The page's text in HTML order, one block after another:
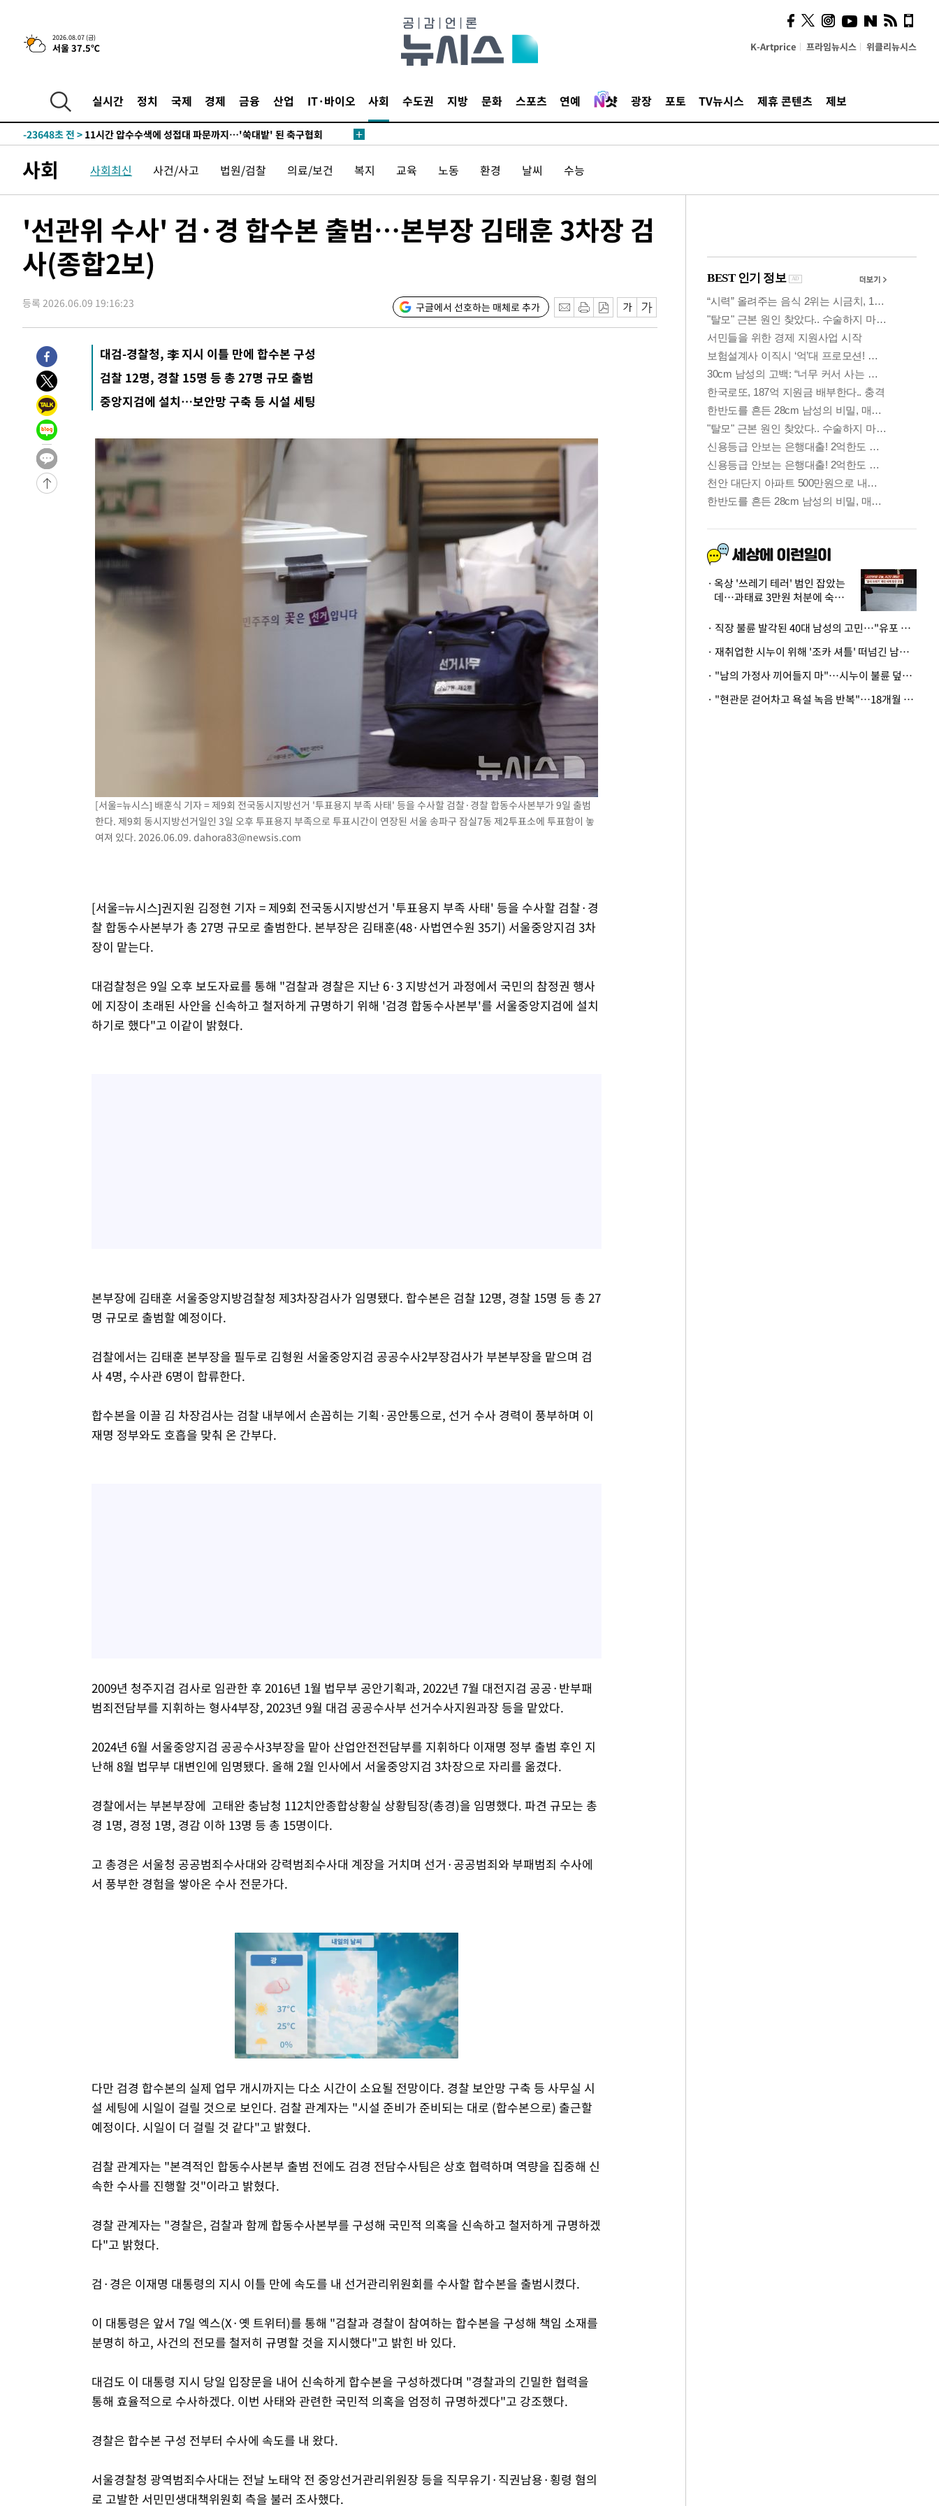
2026.08.07 (금)
서울 37.5℃ K-Artprice 프라임뉴시스 위클리뉴시스
실시간 정치 국제 경제 금융 산업 IT·바이오 사회 수도권 지방 문화 스포츠 연예 광장 포토 TV뉴시스 제휴 콘텐츠 제보
-27845초 전 >[속보]코스피, 6200선 약보합…0.60% 내린 6258.77에 마쳐
-27825초 전 > [속보]원·달러 환율, 7.7원 내린 1416.1원 마감
-24804초 전 >
[속보]종합특검, '계엄 수용공간 확보' 신용해 前교정본부장 기소
-23677초 전 >
-23648초 전 > 11시간 압수수색에 성접대 파문까지…'쑥대밭' 된 축구협회
병태 후임
-19028초 전 >
[속보]국힘 윤리위, '돌려차기 발언' 진종오·서범수 징계 절차 개시
-14353초 전 >[속보] 7월 중국 수출 23.9%↑ 수입 27.5%↑…무역총액
-11379초 전 >[속보]종합특검, '관저이전 봐주기 감사' 유병호 구속기소
-7979초 전 >민주 콩고 에볼라환자 4천명 돌파, 4053명 발생 1850명 사망
-7229초 전 >[속보]'300억원대 사기 혐의' 차가원 대표 구속 송치
-4936초 전 >[속보]경찰·노동부, HL만도 평택사업장 끼임 사망 관련 압수수색
-4817초 전 >[속보]합수본, '투표율 허위 입력' 중앙·서울·경기도 선관위 등 9곳
압수수색
-32069초 전 >
SK하이닉스, 용인·청주 팹에 54조 투자…"AI 메모리 수요 선제 대
-28925초 전 >
여자배구 이재영·이다영 자매, 아제르바이잔 투란VC 입단
-28178초 전 >
외국인 심판 성 접대 7경기 들여다보니…한국 축구 '5승 2무'
-27912초 전 >
[속보]코스닥, 2.86포인트(0.36%) 내린 798.81마감
-27865초 전 >
-27845초 전 >
[속보]원·달러 환율, 7.7원 내린 1416.1원 마감
-27734초 전 >
[속보] 노원서 40.1도 관측…서울, 2018년 이후 첫 40도
-24824초 전 >
[속보]종합특검, '계엄 수용공간 확보' 신용해 前교정본부장 기소
외신들도 주목한 韓축구 파문…"국민적 공분에 수사 재개"
11시간 압수수색에 성접대 파문까지…'쑥대밭' 된 축구협회
[속보]규제합리화위원회 부위원장에 김태유 서울대 공대 교수…이
[속보]국힘 윤리위, '돌려차기 발언' 진종오·서범수 징계 절차 개시
[속보] 7월 중국 수출 23.9%↑ 수입 27.5%↑…무역총액
[속보]'채상병 순직 책임' 임성근, 항소심도 징역 3년
[속보]종합특검, '관저이전 봐주기 감사' 유병호 구속기소
사회 사회최신 사건/사고 법원/검찰 의료/보건 복지 교육 노동 환경 날씨 수능
'선관위 수사' 검·경 합수본 출범…본부장 김태훈 3차장 검
사(종합2보)
등록 2026.06.09 19:16:23 구글에서 선호하는 매체로 추가
대검-경찰청, 李 지시 이틀 만에 합수본 구성
검찰 12명, 경찰 15명 등 총 27명 규모 출범
중앙지검에 설치…보안망 구축 등 시설 세팅
[서울=뉴시스] 배훈식 기자 = 제9회 전국동시지방선거 '투표용지 부족 사태' 등을 수사할 검찰·경찰 합동수사본부가 9일 출범
한다. 제9회 동시지방선거일인 3일 오후 투표용지 부족으로 투표시간이 연장된 서울 송파구 잠실7동 제2투표소에 투표함이 놓
여져 있다. 2026.06.09. dahora83@newsis.com
[서울=뉴시스]권지원 김정현 기자 = 제9회 전국동시지방선거 '투표용지 부족 사태' 등을 수사할 검찰·경
찰 합동수사본부가 총 27명 규모로 출범한다. 본부장은 김태훈(48·사법연수원 35기) 서울중앙지검 3차
장이 맡는다.
대검찰청은 9일 오후 보도자료를 통해 "검찰과 경찰은 지난 6·3 지방선거 과정에서 국민의 참정권 행사
에 지장이 초래된 사안을 신속하고 철저하게 규명하기 위해 '검경 합동수사본부'를 서울중앙지검에 설치
하기로 했다"고 이같이 밝혔다.
본부장에 김태훈 서울중앙지방검찰청 제3차장검사가 임명됐다. 합수본은 검찰 12명, 경찰 15명 등 총 27
명 규모로 출범할 예정이다.
검찰에서는 김태훈 본부장을 필두로 김형원 서울중앙지검 공공수사2부장검사가 부본부장을 맡으며 검
사 4명, 수사관 6명이 합류한다.
합수본을 이끌 김 차장검사는 검찰 내부에서 손꼽히는 기획·공안통으로, 선거 수사 경력이 풍부하며 이
재명 정부와도 호흡을 맞춰 온 간부다.
2009년 청주지검 검사로 임관한 후 2016년 1월 법무부 공안기획과, 2022년 7월 대전지검 공공·반부패
범죄전담부를 지휘하는 형사4부장, 2023년 9월 대검 공공수사부 선거수사지원과장 등을 맡았다.
2024년 6월 서울중앙지검 공공수사3부장을 맡아 산업안전전담부를 지휘하다 이재명 정부 출범 후인 지
난해 8월 법무부 대변인에 임명됐다. 올해 2월 인사에서 서울중앙지검 3차장으로 자리를 옮겼다.
경찰에서는 부본부장에 고태완 충남청 112치안종합상황실 상황팀장(총경)을 임명했다. 파견 규모는 총
경 1명, 경정 1명, 경감 이하 13명 등 총 15명이다.
고 총경은 서울청 공공범죄수사대와 강력범죄수사대 계장을 거치며 선거·공공범죄와 부패범죄 수사에
서 풍부한 경험을 쌓아온 수사 전문가다.
Mute
다만 검경 합수본의 실제 업무 개시까지는 다소 시간이 소요될 전망이다. 경찰 보안망 구축 등 사무실 시
설 세팅에 시일이 걸릴 것으로 보인다. 검찰 관계자는 "시설 준비가 준비되는 대로 (합수본으로) 출근할
예정이다. 시일이 더 걸릴 것 같다"고 밝혔다.
검찰 관계자는 "본격적인 합동수사본부 출범 전에도 검경 전담수사팀은 상호 협력하며 역량을 집중해 신
속한 수사를 진행할 것"이라고 밝혔다.
경찰 관계자는 "경찰은, 검찰과 함께 합동수사본부를 구성해 국민적 의혹을 신속하고 철저하게 규명하겠
다"고 밝혔다.
검·경은 이재명 대통령의 지시 이틀 만에 속도를 내 선거관리위원회를 수사할 합수본을 출범시켰다.
이 대통령은 앞서 7일 엑스(X·옛 트위터)를 통해 "검찰과 경찰이 참여하는 합수본을 구성해 책임 소재를
분명히 하고, 사건의 전모를 철저히 규명할 것을 지시했다"고 밝힌 바 있다.
대검도 이 대통령 지시 당일 입장문을 내어 신속하게 합수본을 구성하겠다며 "경찰과의 긴밀한 협력을
통해 효율적으로 수사하겠다. 이번 사태와 관련한 국민적 의혹을 엄정히 규명하겠다"고 강조했다.
경찰은 합수본 구성 전부터 수사에 속도를 내 왔다.
서울경찰청 광역범죄수사대는 전날 노태악 전 중앙선거관리위원장 등을 직무유기·직권남용·횡령 혐의
로 고발한 서민민생대책위원회 측을 불러 조사했다.
시, 스마트폰 액세서리에
NFC 더했다
옥상 '쓰레기 테러' 범인 잡았는
데…과태료 3만원 처분에 숙박업
· 직장 불륜 발각된 40대 남성의 고민…"유포 동료 명예훼손·협박죄 고소 가능할까"
· 재취업한 시누이 위해 '조카 셔틀' 떠넘긴 남편…아내 "난 못한다"
· "남의 가정사 끼어들지 마"…시누이 불륜 덮으려는 남편에 억울한 아내
· "현관문 걷어차고 욕설 녹음 반복"…18개월 아기 키우는 집 뒤흔든 '앞집의 비극'